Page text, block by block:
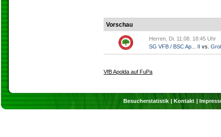
Vorschau
Herren, Di. 11.08. 18:45 Uhr
SG VFB / BSC Ap... II vs.
VfB Apolda auf FuPa
Besucherstatistik Kontakt